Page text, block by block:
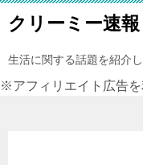
クリーミー速報
生活に関する話題を紹介し
※アフィリエイト広告を